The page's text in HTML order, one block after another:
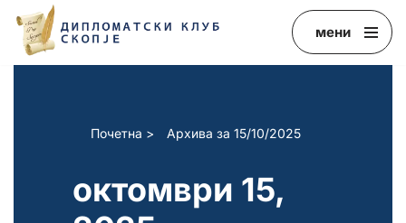
Skip
to
мени
Почетна > Архива за 15/10/2025
октомври 15,